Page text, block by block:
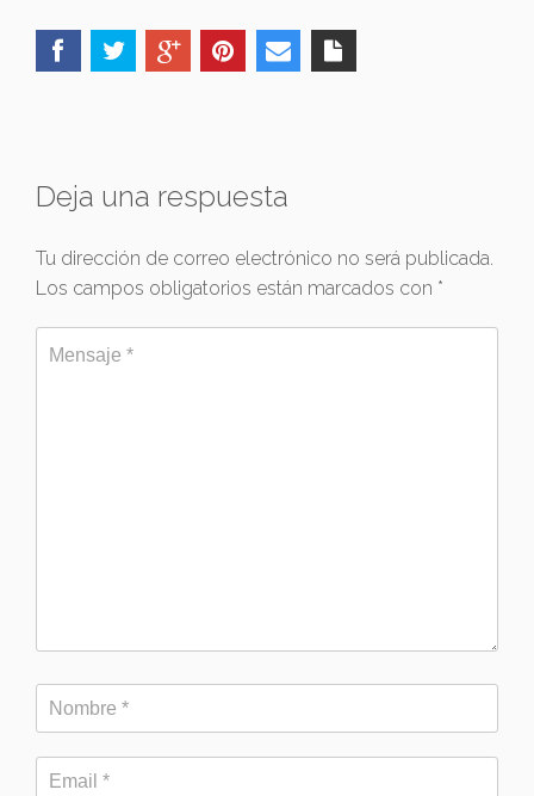
Deja una respuesta
Tu dirección de correo electrónico no será publicada.
Los campos obligatorios están marcados con *